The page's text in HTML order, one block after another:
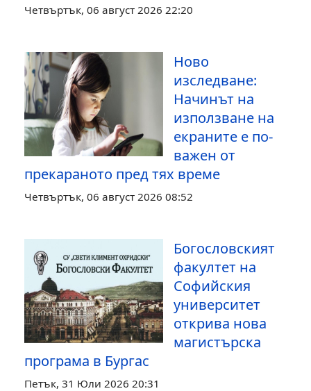
Четвъртък, 06 август 2026 22:20
Ново
изследване:
Начинът на
използване на
екраните е по-
важен от
прекараното пред тях време
Четвъртък, 06 август 2026 08:52
Богословският
факултет на
Софийския
университет
открива нова
магистърска
програма в Бургас
Петък, 31 Юли 2026 20:31